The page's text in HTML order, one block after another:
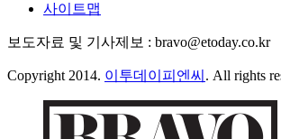
사이트맵
보도자료 및 기사제보 : bravo@etoday.co.kr
Copyright 2014. 이투데이피엔씨 . All rights